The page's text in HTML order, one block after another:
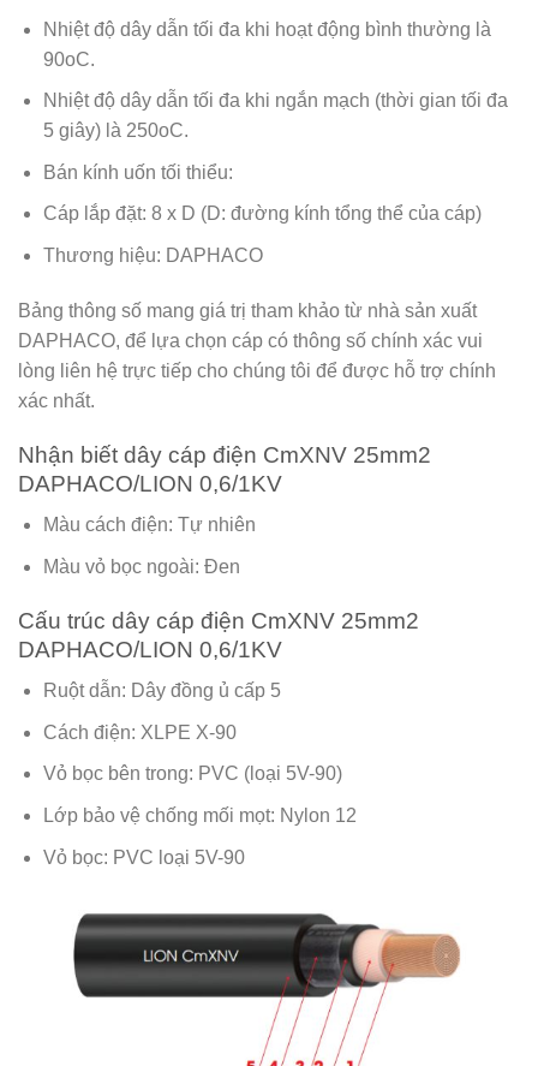
Nhiệt độ dây dẫn tối đa khi hoạt động bình thường là
90oC.
Nhiệt độ dây dẫn tối đa khi ngắn mạch (thời gian tối đa
5 giây) là 250oC.
Bán kính uốn tối thiểu:
Cáp lắp đặt: 8 x D (D: đường kính tổng thể của cáp)
Thương hiệu: DAPHACO
Bảng thông số mang giá trị tham khảo từ nhà sản xuất
DAPHACO, để lựa chọn cáp có thông số chính xác vui
lòng liên hệ trực tiếp cho chúng tôi để được hỗ trợ chính
xác nhất.
Nhận biết dây cáp điện CmXNV 25mm2
DAPHACO/LION 0,6/1KV
Màu cách điện: Tự nhiên
Màu vỏ bọc ngoài: Đen
Cấu trúc dây cáp điện CmXNV 25mm2
DAPHACO/LION 0,6/1KV
Ruột dẫn: Dây đồng ủ cấp 5
Cách điện: XLPE X-90
Vỏ bọc bên trong: PVC (loại 5V-90)
Lớp bảo vệ chống mối mọt: Nylon 12
Vỏ bọc: PVC loại 5V-90